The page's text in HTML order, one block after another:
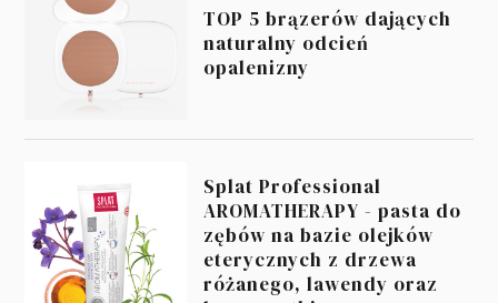
TOP 5 brązerów dających
naturalny odcień
opalenizny
Splat Professional
AROMATHERAPY - pasta do
zębów na bazie olejków
eterycznych z drzewa
różanego, lawendy oraz